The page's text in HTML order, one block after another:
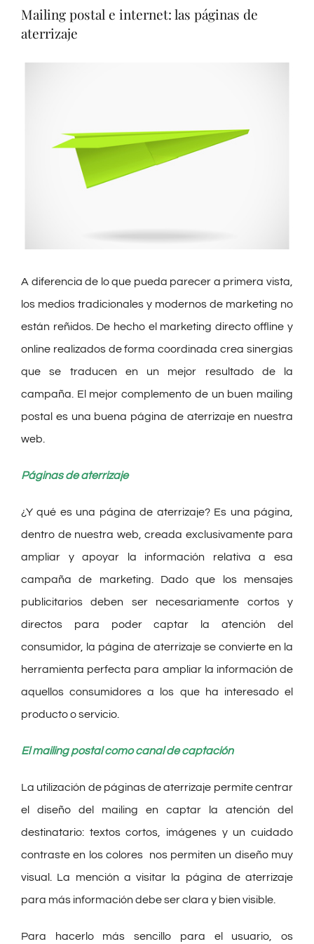
Preguntas Frecuentes
Mailing postal e internet: las páginas de
aterrizaje
A diferencia de lo que pueda parecer a primera vista,
los medios tradicionales y modernos de marketing no
están reñidos. De hecho el marketing directo offline y
online realizados de forma coordinada crea sinergias
que se traducen en un mejor resultado de la
campaña. El mejor complemento de un buen mailing
postal es una buena página de aterrizaje en nuestra
web.
Páginas de aterrizaje
¿Y qué es una página de aterrizaje? Es una página,
dentro de nuestra web, creada exclusivamente para
ampliar y apoyar la información relativa a esa
campaña de marketing. Dado que los mensajes
publicitarios deben ser necesariamente cortos y
directos para poder captar la atención del
consumidor, la página de aterrizaje se convierte en la
herramienta perfecta para ampliar la información de
aquellos consumidores a los que ha interesado el
producto o servicio.
El mailing postal como canal de captación
La utilización de páginas de aterrizaje permite centrar
el diseño del mailing en captar la atención del
destinatario: textos cortos, imágenes y un cuidado
contraste en los colores nos permiten un diseño muy
visual. La mención a visitar la página de aterrizaje
para más información debe ser clara y bien visible.
Para hacerlo más sencillo para el usuario, os